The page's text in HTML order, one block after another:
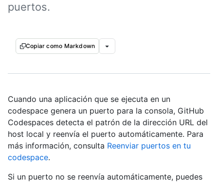
puertos.
Copiar como Markdown
Cuando una aplicación que se ejecuta en un
codespace genera un puerto para la consola, GitHub
Codespaces detecta el patrón de la dirección URL del
host local y reenvía el puerto automáticamente. Para
más información, consulta Reenviar puertos en tu
codespace.
Si un puerto no se reenvía automáticamente, puedes